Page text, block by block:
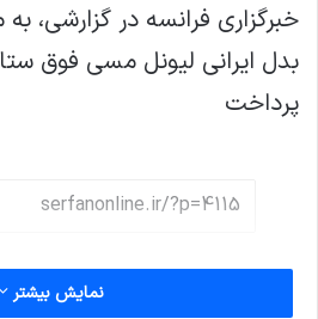
خبرگزاری فرانسه در گزارشی،
بدل ایرانی لیونل مسی فوق
پرداخت
نمایش بیشتر